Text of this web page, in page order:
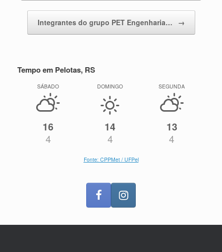
Integrantes do grupo PET Engenharia… →
Tempo em Pelotas, RS
SÁBADO
16
4
DOMINGO
14
4
SEGUNDA
13
4
Fonte: CPPMet / UFPel